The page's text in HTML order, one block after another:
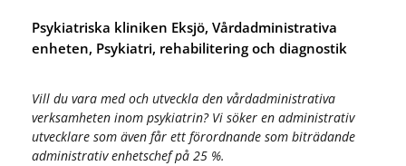
Psykiatriska kliniken Eksjö, Vårdadministrativa
enheten, Psykiatri, rehabilitering och diagnostik
Vill du vara med och utveckla den vårdadministrativa
verksamheten inom psykiatrin? Vi söker en administrativ
utvecklare som även får ett förordnande som biträdande
administrativ enhetschef på 25 %.